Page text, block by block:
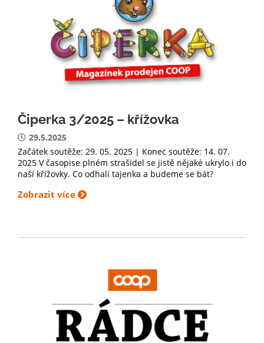
Čiperka 3/2025 – křížovka
29.5.2025
Začátek soutěže: 29. 05. 2025 | Konec soutěže: 14. 07.
2025 V časopise plném strašidel se jistě nějaké ukrylo i do
naší křížovky. Co odhalí tajenka a budeme se bát?
Zobrazit více